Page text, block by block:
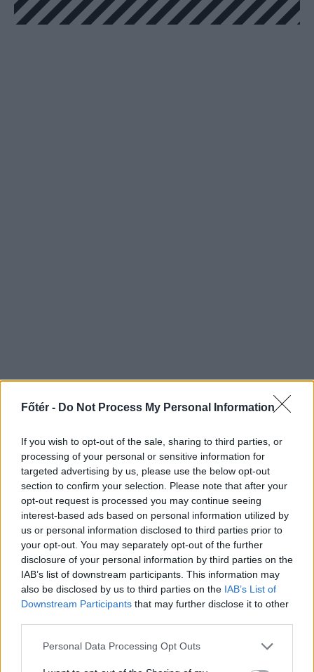
Főtér - Do Not Process My Personal Information
If you wish to opt-out of the sale, sharing to third parties, or
processing of your personal or sensitive information for
targeted advertising by us, please use the below opt-out
section to confirm your selection. Please note that after your
opt-out request is processed you may continue seeing
interest-based ads based on personal information utilized by
us or personal information disclosed to third parties prior to
your opt-out. You may separately opt-out of the further
disclosure of your personal information by third parties on the
IAB’s list of downstream participants. This information may
also be disclosed by us to third parties on the IAB’s List of
Downstream Participants that may further disclose it to other
Personal Data Processing Opt Outs
//ez is
érdekelheti